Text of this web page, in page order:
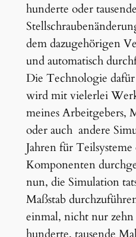
hunderte oder
dem dazugehörigen
und automatisch
Die Technologie
wird mit vielerlei
meines
oder auch andere
Jahren für
Komponenten
nun, die Simulation
Maßstab
einmal, nicht nur
hunderte, tausende